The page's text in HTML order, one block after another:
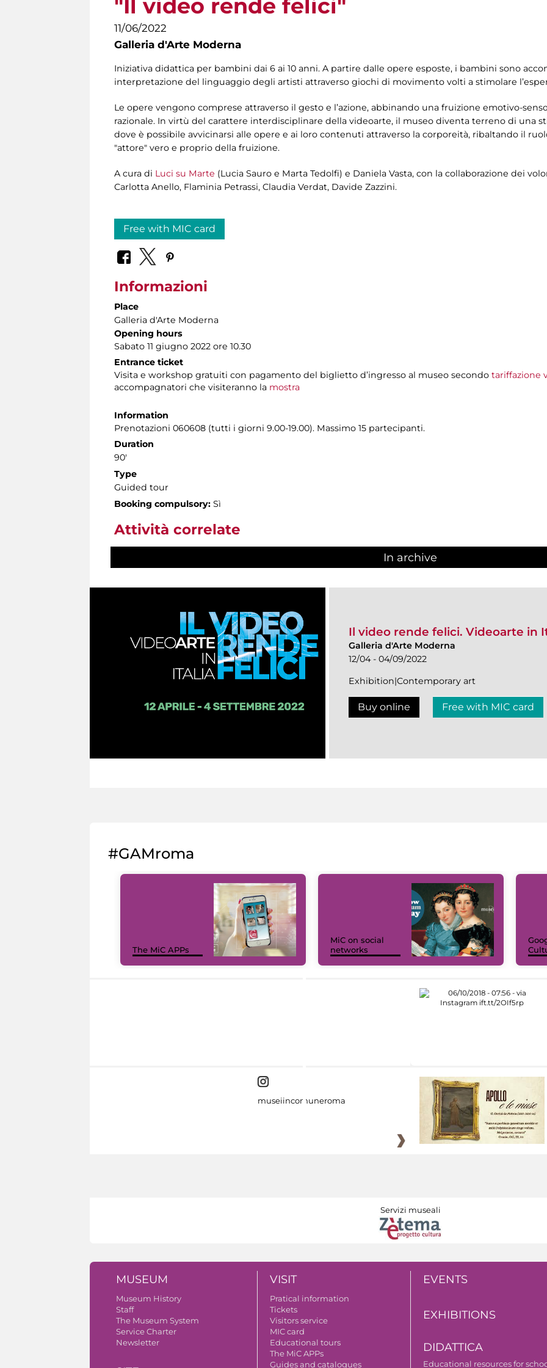
"Il video rende felici"
11/06/2022
Galleria d'Arte Moderna
Iniziativa didattica per bambini dai 6 ai 10 anni. A partire dalle opere esposte, i bambini sono
interpretazione del linguaggio degli artisti attraverso giochi di movimento volti a stimolare
Le opere vengono comprese attraverso il gesto e l’azione, abbinando una fruizione emotivo-
razionale. In virtù del carattere interdisciplinare della videoarte, il museo diventa terreno di una
dove è possibile avvicinarsi alle opere e ai loro contenuti attraverso la corporeità, ribaltando il
"attore" vero e proprio della fruizione.
A cura di Luci su Marte (Lucia Sauro e Marta Tedolfi) e Daniela Vasta, con la collaborazione dei
Carlotta Anello, Flaminia Petrassi, Claudia Verdat, Davide Zazzini.
Free with MIC card
Informazioni
Place
Galleria d'Arte Moderna
Opening hours
Sabato 11 giugno 2022 ore 10.30
Entrance ticket
Visita e workshop gratuiti con pagamento del biglietto d’ingresso al museo secondo tariffazione
accompagnatori che visiteranno la mostra
Information
Prenotazioni 060608 (tutti i giorni 9.00-19.00). Massimo 15 partecipanti.
Duration
90'
Type
Guided tour
Booking compulsory: Sì
Attività correlate
In archive
Il video rende felici. Videoarte in
Galleria d'Arte Moderna
12/04 - 04/09/2022
Exhibition|Contemporary art
Buy online Free with MIC card
#GAMroma
The MiC APPs
MiC on social
networks
museiincomuneroma
Servizi museali
MUSEUM
Museum History
Staff
The Museum System
Service Charter
Newsletter
VISIT
Pratical information
Tickets
Visitors service
MIC card
Educational tours
The MiC APPs
Guides and catalogues
EVENTS
EXHIBITIONS
DIDATTICA
Educational resources for